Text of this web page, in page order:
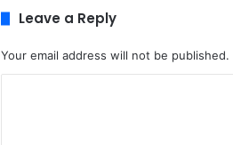
Leave a Reply
Your email address will not be published.